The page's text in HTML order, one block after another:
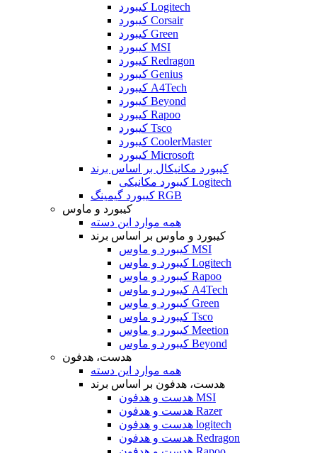
کیبورد Logitech
کیبورد Corsair
کیبورد Green
کیبورد MSI
کیبورد Redragon
کیبورد Genius
کیبورد A4Tech
کیبورد Beyond
کیبورد Rapoo
کیبورد Tsco
کیبورد CoolerMaster
کیبورد Microsoft
کیبورد مکانیکال بر اساس برند
کیبورد مکانیکی Logitech
کیبورد گیمینگ RGB
کیبورد و ماوس
همه موارد این دسته
کیبورد و ماوس بر اساس برند
کیبورد و ماوس MSI
کیبورد و ماوس Logitech
کیبورد و ماوس Rapoo
کیبورد و ماوس A4Tech
کیبورد و ماوس Green
کیبورد و ماوس Tsco
کیبورد و ماوس Meetion
کیبورد و ماوس Beyond
هدست، هدفون
همه موارد این دسته
هدست، هدفون بر اساس برند
هدست و هدفون MSI
هدست و هدفون Razer
هدست و هدفون logitech
هدست و هدفون Redragon